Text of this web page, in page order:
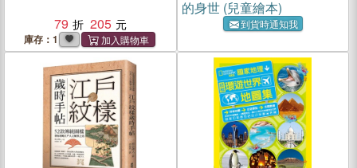
79
205
庫存：1
的身世 (兒童繪本)
到貨時通知我